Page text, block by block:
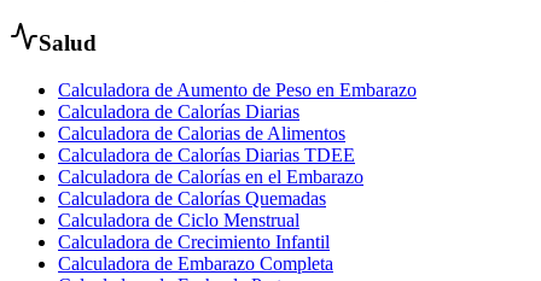
Salud
Calculadora de Aumento de Peso en Embarazo
Calculadora de Calorías Diarias
Calculadora de Calorias de Alimentos
Calculadora de Calorías Diarias TDEE
Calculadora de Calorías en el Embarazo
Calculadora de Calorías Quemadas
Calculadora de Ciclo Menstrual
Calculadora de Crecimiento Infantil
Calculadora de Embarazo Completa